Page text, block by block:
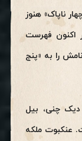
ناپاک» هنوز
اکنون فهرست
را به «پنج
چنی، بیل
عنکبوت ملکه